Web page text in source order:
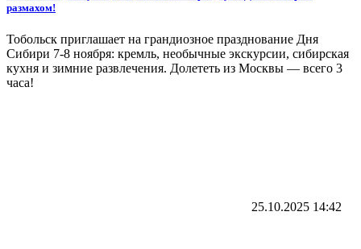
размахом!
Тобольск приглашает на грандиозное празднование Дня
Сибири 7-8 ноября: кремль, необычные экскурсии, сибирская
кухня и зимние развлечения. Долететь из Москвы — всего 3
часа!
25.10.2025 14:42